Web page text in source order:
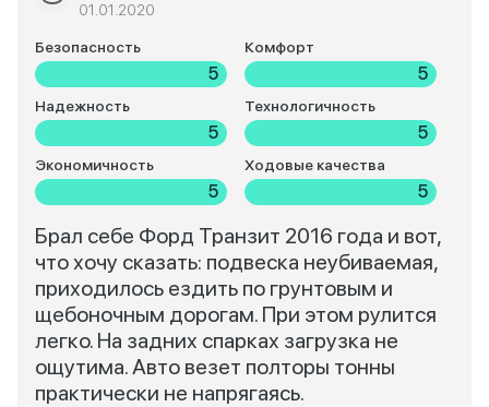
01.01.2020
Безопасность
5
Комфорт
5
Надежность
5
Технологичность
5
Экономичность
5
Ходовые качества
5
Брал себе Форд Транзит 2016 года и вот,
что хочу сказать: подвеска неубиваемая,
приходилось ездить по грунтовым и
щебоночным дорогам. При этом рулится
легко. На задних спарках загрузка не
ощутима. Авто везет полторы тонны
практически не напрягаясь.